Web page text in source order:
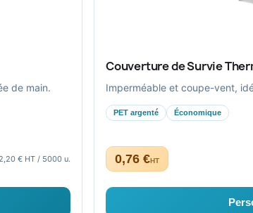
de main.
€ HT / 5000 u.
Couverture de Survie
Imperméable et coupe-vent,
PET argenté Économique
0,76 €HT
adaptés au secteur public.